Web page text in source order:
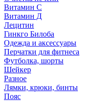
Витамин С
Витамин Д
Лецитин
Гинкго Билоба
Одежда и аксессуары
Перчатки для фитнеса
Футболка, шорты
Шейкер
Разное
Лямки, крюки, бинты
Пояс